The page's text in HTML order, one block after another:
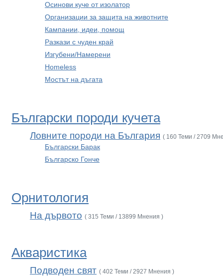
Осинови куче от изолатор
Организации за защита на животните
Кампании, идеи, помощ
Разкази с чуден край
Изгубени/Намерени
Homeless
Мостът на дъгата
Български породи кучета
Ловните породи на България ( 160 Теми / 2709
Български Барак
Българско Гонче
Орнитология
На дървото ( 315 Теми / 13899 Мнения )
Акваристика
Подводен свят ( 402 Теми / 2927 Мнения )